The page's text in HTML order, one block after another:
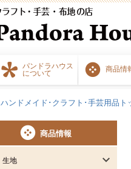
パンドラハウス
について
商品情
ハンドメイド･クラフト･手芸用品ト
商品情報
生地